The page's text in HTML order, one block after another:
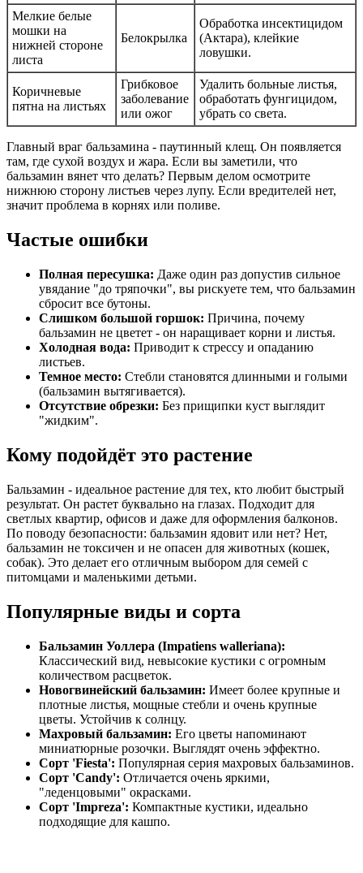
Мелкие белые
мошки на
нижней стороне
листа
Белокрылка
Обработка инсектицидом
(Актара), клейкие
ловушки.
Коричневые
пятна на листьях
Грибковое
заболевание
или ожог
Удалить больные листья,
обработать фунгицидом,
убрать со света.
Главный враг бальзамина - паутинный клещ. Он появляется
там, где сухой воздух и жара. Если вы заметили, что
бальзамин вянет что делать? Первым делом осмотрите
нижнюю сторону листьев через лупу. Если вредителей нет,
значит проблема в корнях или поливе.
Частые ошибки
Полная пересушка: Даже один раз допустив сильное
увядание "до тряпочки", вы рискуете тем, что бальзамин
сбросит все бутоны.
Слишком большой горшок: Причина, почему
бальзамин не цветет - он наращивает корни и листья.
Холодная вода: Приводит к стрессу и опаданию
листьев.
Темное место: Стебли становятся длинными и голыми
(бальзамин вытягивается).
Отсутствие обрезки: Без прищипки куст выглядит
"жидким".
Кому подойдёт это растение
Бальзамин - идеальное растение для тех, кто любит быстрый
результат. Он растет буквально на глазах. Подходит для
светлых квартир, офисов и даже для оформления балконов.
По поводу безопасности: бальзамин ядовит или нет? Нет,
бальзамин не токсичен и не опасен для животных (кошек,
собак). Это делает его отличным выбором для семей с
питомцами и маленькими детьми.
Популярные виды и сорта
Бальзамин Уоллера (Impatiens walleriana):
Классический вид, невысокие кустики с огромным
количеством расцветок.
Новогвинейский бальзамин: Имеет более крупные и
плотные листья, мощные стебли и очень крупные
цветы. Устойчив к солнцу.
Махровый бальзамин: Его цветы напоминают
миниатюрные розочки. Выглядят очень эффектно.
Сорт 'Fiesta': Популярная серия махровых бальзаминов.
Сорт 'Candy': Отличается очень яркими,
"леденцовыми" окрасками.
Сорт 'Impreza': Компактные кустики, идеально
подходящие для кашпо.